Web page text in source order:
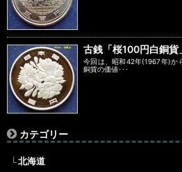
古銭「桜100円白銅貨
今回は、昭和42年(1967年)か
銅貨の価値･･･
カテゴリー
北海道